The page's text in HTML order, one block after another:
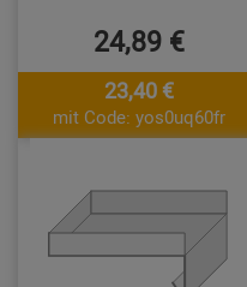
24,89 €
23,40 €
mit Code: yos0uq60fr